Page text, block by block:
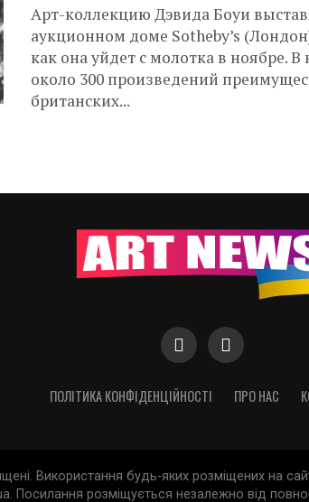
Арт-коллекцию Дэвида Боуи
аукционном доме Sotheby’s
как она уйдет с молотка в ноябре. В
около 300 произведений
британских...
ПОЛІТИКА КОНФІДЕНЦІЙНОСТІ ПРО НАС
Використання будь-яких розміщених на
Посилання розміщується незалежно від